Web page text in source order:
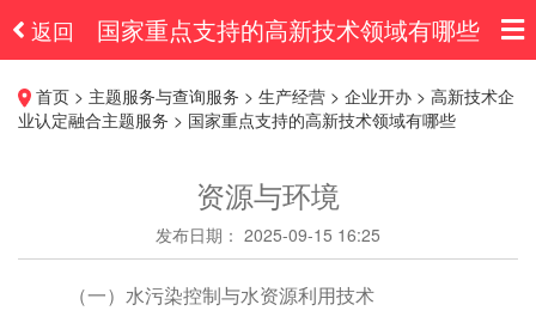
返回 国家重点支持的高新技术领域有哪些
首页 > 主题服务与查询服务 > 生产经营 > 企业开办 > 高新技术企
业认定融合主题服务 > 国家重点支持的高新技术领域有哪些
资源与环境
发布日期： 2025-09-15 16:25
（一）水污染控制与水资源利用技术